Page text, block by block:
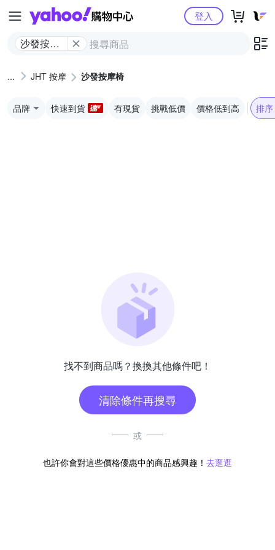
Yahoo購物中心
沙發按摩
登入
JHT 按摩 沙發按摩椅
品牌 快速到貨 有現貨 挑戰低價 價格低到高 排序
找不到商品嗎？換換其他條件吧！
清除條件再搜尋
或
也許你會對這些價格優惠中的商品感興趣！ 去逛逛